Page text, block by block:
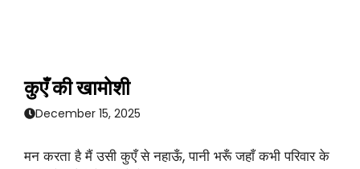
कुएँ की खामोशी
December 15, 2025
मन करता है मैं उसी कुएँ से नहाऊँ, पानी भरूँ जहाँ कभी परिवार के